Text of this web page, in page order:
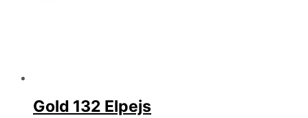
Gold 132 Elpejs